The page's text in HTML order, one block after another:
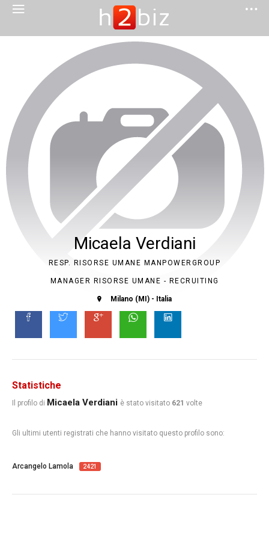
Micaela Verdiani
RESP. RISORSE UMANE MANPOWERGROUP
MANAGER RISORSE UMANE - RECRUITING
Milano (MI) - Italia
Statistiche
Il profilo di Micaela Verdiani è stato visitato 621 volte
Gli ultimi utenti registrati che hanno visitato questo profilo sono:
Arcangelo Lamola 2421